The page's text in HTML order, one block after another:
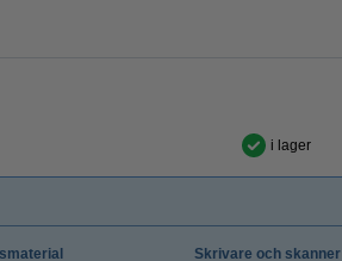
i lager
Skrivare och skanner